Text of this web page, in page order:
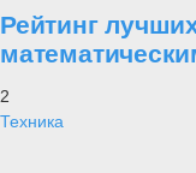
Рейтинг
2
Техника